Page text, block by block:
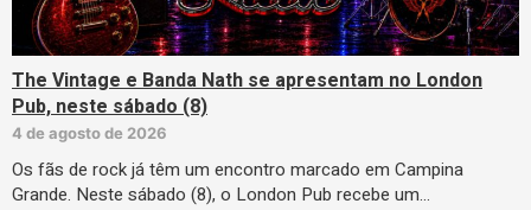
The Vintage e Banda Nath se apresentam no London
Pub, neste sábado (8)
4 de agosto de 2026
Os fãs de rock já têm um encontro marcado em Campina
Grande. Neste sábado (8), o London Pub recebe um…